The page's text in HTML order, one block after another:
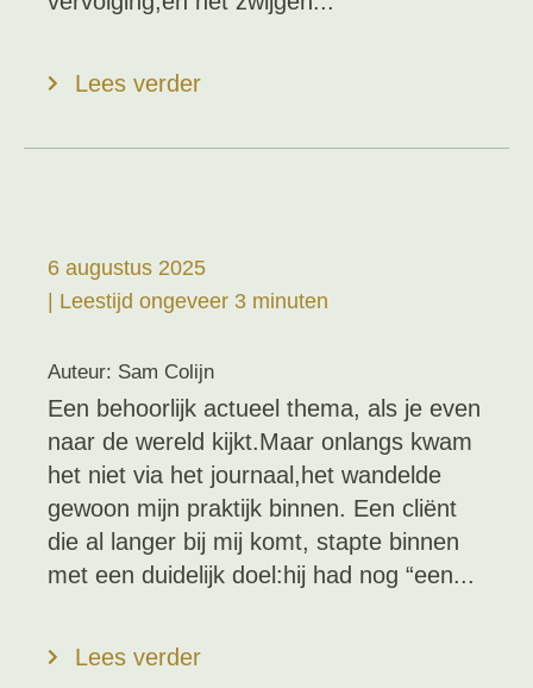
Lees verder
6 augustus 2025
| Leestijd ongeveer 3 minuten
Auteur: Sam Colijn
Een behoorlijk actueel thema, als je even
naar de wereld kijkt.Maar onlangs kwam
het niet via het journaal,het wandelde
gewoon mijn praktijk binnen. Een cliënt
die al langer bij mij komt, stapte binnen
met een duidelijk doel:hij had nog “een...
Lees verder